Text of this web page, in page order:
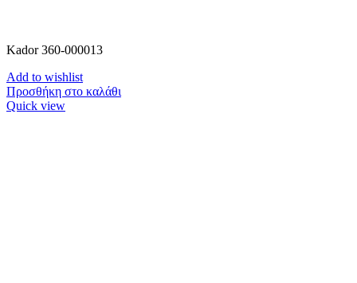
Kador 360-000013
Add to wishlist
Προσθήκη στο καλάθι
Quick view